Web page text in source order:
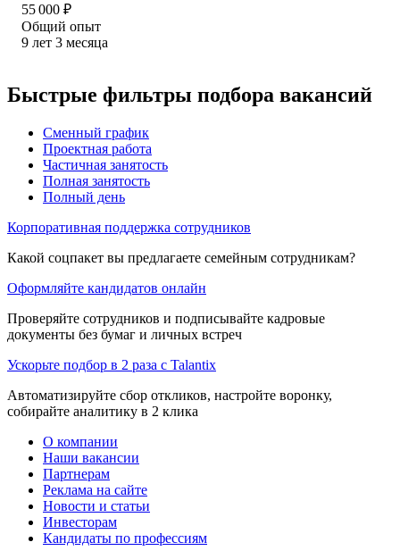
55 000 ₽
Общий опыт
9 лет 3 месяца
Быстрые фильтры подбора вакансий
Сменный график
Проектная работа
Частичная занятость
Полная занятость
Полный день
Корпоративная поддержка сотрудников
Какой соцпакет вы предлагаете семейным сотрудникам?
Оформляйте кандидатов онлайн
Проверяйте сотрудников и подписывайте кадровые
документы без бумаг и личных встреч
Ускорьте подбор в 2 раза с Talantix
Автоматизируйте сбор откликов, настройте воронку,
собирайте аналитику в 2 клика
О компании
Наши вакансии
Партнерам
Реклама на сайте
Новости и статьи
Инвесторам
Кандидаты по профессиям